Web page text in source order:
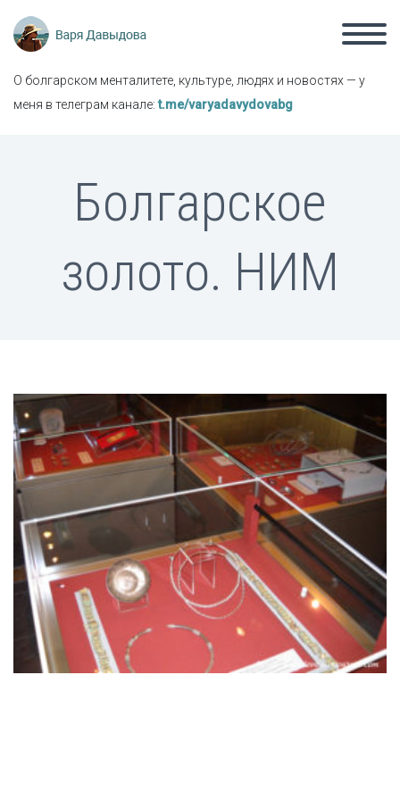
О болгарском менталитете, культуре, людях и новостях — у
меня в телеграм канале:t.me/varyadavydovabg
Болгарское
золото. НИМ